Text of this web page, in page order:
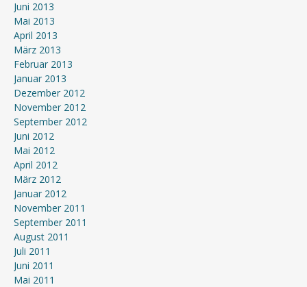
Juni 2013
Mai 2013
April 2013
März 2013
Februar 2013
Januar 2013
Dezember 2012
November 2012
September 2012
Juni 2012
Mai 2012
April 2012
März 2012
Januar 2012
November 2011
September 2011
August 2011
Juli 2011
Juni 2011
Mai 2011